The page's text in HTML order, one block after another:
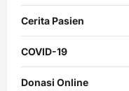
Cerita Pasien
COVID-19
Donasi Online